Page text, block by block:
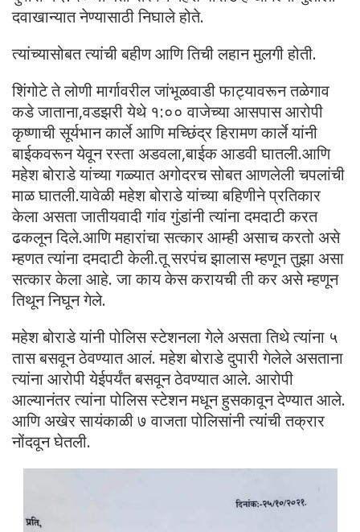
दवाखान्यात नेण्यासाठी निघाले होते.
त्यांच्यासोबत त्यांची बहीण आणि तिची लहान मुलगी होती.
शिंगोटे ते लोणी मार्गावरील जांभूळवाडी फाट्यावरून तळेगाव
कडे जाताना,वडझरी येथे १:०० वाजेच्या आसपास आरोपी
कृष्णाची सूर्यभान कार्ले आणि मच्छिंद्र हिरामण कार्ले यांनी
बाईकवरून येवून रस्ता अडवला,बाईक आडवी घातली.आणि
महेश बोराडे यांच्या गळ्यात अगोदरच सोबत आणलेली चपलांची
माळ घातली.यावेळी महेश बोराडे यांच्या बहिणीने प्रतिकार
केला असता जातीयवादी गांव गुंडांनी त्यांना दमदाटी करत
ढकलून दिले.आणि महारांचा सत्कार आम्ही असाच करतो असे
म्हणत त्यांना दमदाटी केली.तू सरपंच झालास म्हणून तुझा असा
सत्कार केला आहे. जा काय केस करायची ती कर असे म्हणून
तिथून निघून गेले.
महेश बोराडे यांनी पोलिस स्टेशनला गेले असता तिथे त्यांना ५
तास बसवून ठेवण्यात आलं. महेश बोराडे दुपारी गेलेले असताना
त्यांना आरोपी येईपर्यंत बसवून ठेवण्यात आले. आरोपी
आल्यानंतर त्यांना पोलिस स्टेशन मधून हुसकावून देण्यात आले.
आणि अखेर सायंकाळी ७ वाजता पोलिसांनी त्यांची तक्रार
नोंदवून घेतली.